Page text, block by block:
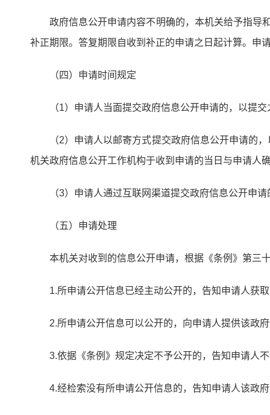
政府信息公开申请内容不明确的，本机关给予指导
补正期限。答复期限自收到补正的申请之日起计算。申
（四）申请时间规定
（1）申请人当面提交政府信息公开申请的，以提
（2）申请人以邮寄方式提交政府信息公开申请的
机关政府信息公开工作机构于收到申请的当日与申请人
（3）申请人通过互联网渠道提交政府信息公开申
（五）申请处理
本机关对收到的信息公开申请，根据《条例》第三
1.所申请公开信息已经主动公开的，告知申请人获
2.所申请公开信息可以公开的，向申请人提供该政
3.依据《条例》规定决定不予公开的，告知申请人
4.经检索没有所申请公开信息的，告知申请人该政